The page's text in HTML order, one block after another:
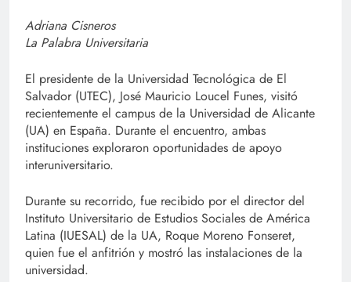
Adriana Cisneros
La Palabra Universitaria
El presidente de la Universidad Tecnológica de El
Salvador (UTEC), José Mauricio Loucel Funes, visitó
recientemente el campus de la Universidad de Alicante
(UA) en España. Durante el encuentro, ambas
instituciones exploraron oportunidades de apoyo
interuniversitario.
Durante su recorrido, fue recibido por el director del
Instituto Universitario de Estudios Sociales de América
Latina (IUESAL) de la UA, Roque Moreno Fonseret,
quien fue el anfitrión y mostró las instalaciones de la
universidad.